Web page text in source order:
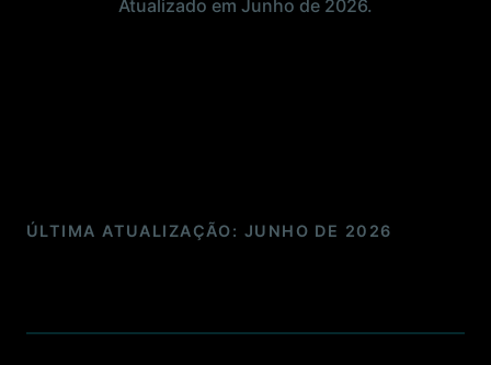
Atualizado em Junho de 2026.
ÚLTIMA ATUALIZAÇÃO: JUNHO DE 2026